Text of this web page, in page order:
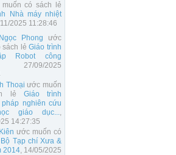
có sách lẻ
Nhà máy nhiệt
2025 11:28:46
Phong ước
sách lẻGiáo trình
Robot công
27/09/2025
Thoại ước muốn
lẻ Giáo trình
pháp nghiên cứu
giáo dục...,
14:27:35
ước muốn có
Bộ Tạp chí Xưa &
2014, 14/05/2025